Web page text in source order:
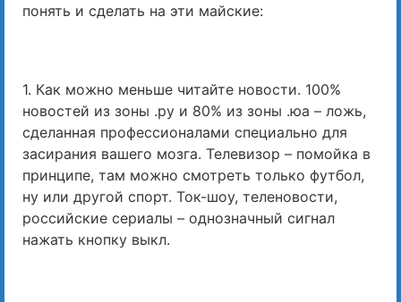
понять и сделать на эти майские:
1. Как можно меньше читайте новости. 100%
новостей из зоны .ру и 80% из зоны .юа – ложь,
сделанная профессионалами специально для
засирания вашего мозга. Телевизор – помойка в
принципе, там можно смотреть только футбол,
ну или другой спорт. Ток-шоу, теленовости,
российские сериалы – однозначный сигнал
нажать кнопку выкл.